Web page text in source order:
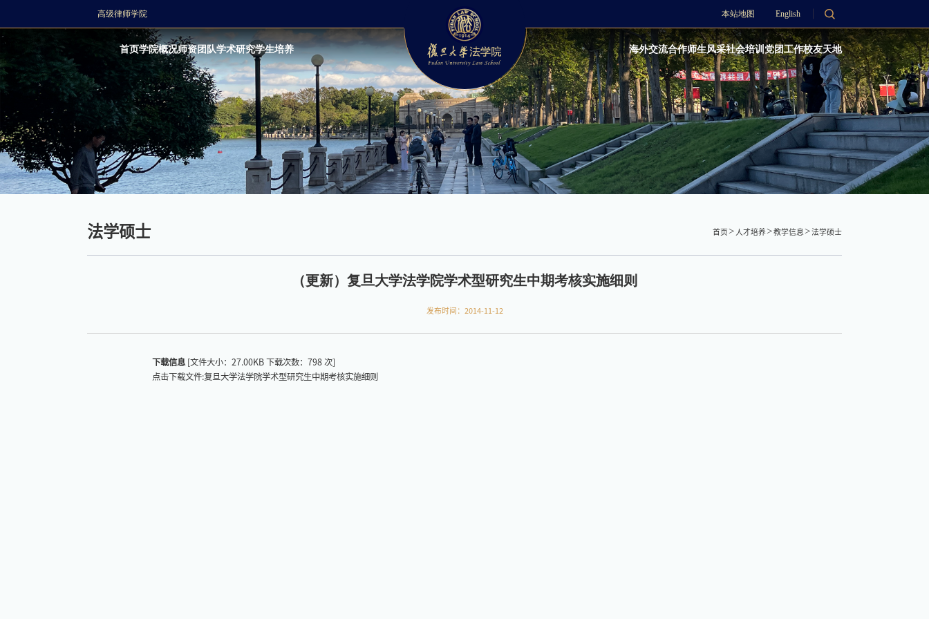
高级律师学院 本站地图 English
首页学院概况师资团队学术研究学生培养 海外交流合作师生风采社会培训 党团工作校友天地
法学硕士 首页 人才培养 教学信息 法学硕士
（更新）复旦大学法学院学术型研究生中期考核实施细则
发布时间：2014-11-12
下载信息[文件大小： 27.00KB下载次数： 798次]
点击下载文件:复旦大学法学院学术型研究生中期考核实施细则